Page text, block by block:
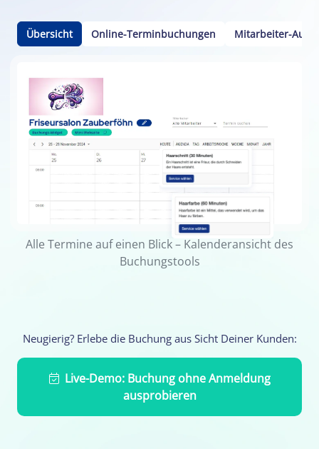
Übersicht Online-Terminbuchungen Mitarbeiter-
Alle Termine auf einen Blick – Kalenderansicht des
Buchungstools
Neugierig? Erlebe die Buchung aus Sicht Deiner Kunden:
Live-Demo: Buchung ohne Anmeldung
ausprobieren